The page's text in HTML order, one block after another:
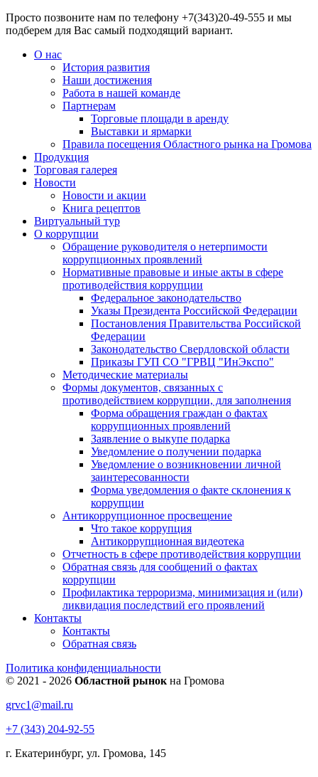
Просто позвоните нам по телефону +7(343)20-49-555 и мы
подберем для Вас самый подходящий вариант.
О нас
История развития
Наши достижения
Работа в нашей команде
Партнерам
Торговые площади в аренду
Выставки и ярмарки
Правила посещения Областного рынка на Громова
Продукция
Торговая галерея
Новости
Новости и акции
Книга рецептов
Виртуальный тур
О коррупции
Обращение руководителя о нетерпимости
коррупционных проявлений
Нормативные правовые и иные акты в сфере
противодействия коррупции
Федеральное законодательство
Указы Президента Российской Федерации
Постановления Правительства Российской
Федерации
Законодательство Свердловской области
Приказы ГУП СО "ГРВЦ "ИнЭкспо"
Методические материалы
Формы документов, связанных с
противодействием коррупции, для заполнения
Форма обращения граждан о фактах
коррупционных проявлений
Заявление о выкупе подарка
Уведомление о получении подарка
Уведомление о возникновении личной
заинтересованности
Форма уведомления о факте склонения к
коррупции
Антикоррупционное просвещение
Что такое коррупция
Антикоррупционная видеотека
Отчетность в сфере противодействия коррупции
Обратная связь для сообщений о фактах
коррупции
Профилактика терроризма, минимизация и (или)
ликвидация последствий его проявлений
Контакты
Контакты
Обратная связь
Политика конфиденциальности
© 2021 - 2026 Областной рынок на Громова
grvc1@mail.ru
+7 (343) 204-92-55
г. Екатеринбург, ул. Громова, 145